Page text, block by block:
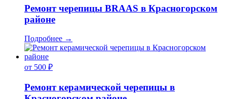
Ремонт черепицы BRAAS в Красногорском
районе
Подробнее →
от 500 ₽
Ремонт керамической черепицы в